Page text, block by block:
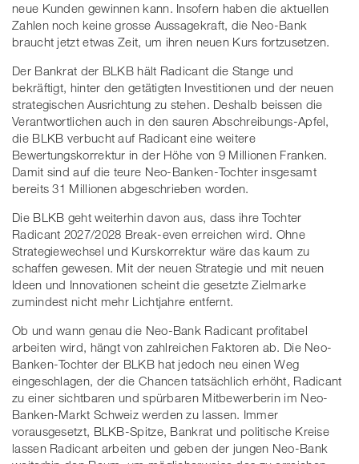
neue Kunden gewinnen kann. Insofern haben die aktuellen
Zahlen noch keine grosse Aussagekraft, die Neo-Bank
braucht jetzt etwas Zeit, um ihren neuen Kurs fortzusetzen.
Der Bankrat der BLKB hält Radicant die Stange und
bekräftigt, hinter den getätigten Investitionen und der neuen
strategischen Ausrichtung zu stehen. Deshalb beissen die
Verantwortlichen auch in den sauren Abschreibungs-Apfel,
die BLKB verbucht auf Radicant eine weitere
Bewertungskorrektur in der Höhe von 9 Millionen Franken.
Damit sind auf die teure Neo-Banken-Tochter insgesamt
bereits 31 Millionen abgeschrieben worden.
Die BLKB geht weiterhin davon aus, dass ihre Tochter
Radicant 2027/2028 Break-even erreichen wird. Ohne
Strategiewechsel und Kurskorrektur wäre das kaum zu
schaffen gewesen. Mit der neuen Strategie und mit neuen
Ideen und Innovationen scheint die gesetzte Zielmarke
zumindest nicht mehr Lichtjahre entfernt.
Ob und wann genau die Neo-Bank Radicant profitabel
arbeiten wird, hängt von zahlreichen Faktoren ab. Die Neo-
Banken-Tochter der BLKB hat jedoch neu einen Weg
eingeschlagen, der die Chancen tatsächlich erhöht, Radicant
zu einer sichtbaren und spürbaren Mitbewerberin im Neo-
Banken-Markt Schweiz werden zu lassen. Immer
vorausgesetzt, BLKB-Spitze, Bankrat und politische Kreise
lassen Radicant arbeiten und geben der jungen Neo-Bank